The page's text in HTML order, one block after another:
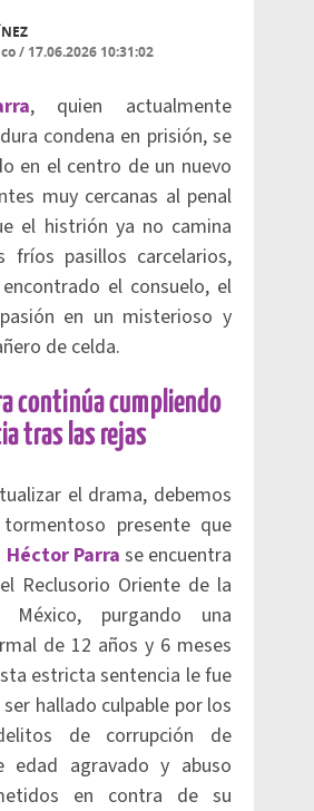
/ 17.06.2026 10:31:02
, quien actualmente
condena en prisión, se
en el centro de un nuevo
muy cercanas al penal
el histrión ya no camina
fríos pasillos carcelarios,
el consuelo, el
en un misterioso y
de celda.
continúa cumpliendo
tras las rejas
el drama, debemos
presente que
Héctor Parra se encuentra
Reclusorio Oriente de la
México, purgando una
de 12 años y 6 meses
estricta sentencia le fue
hallado culpable por los
de corrupción de
edad agravado y abuso
en contra de su